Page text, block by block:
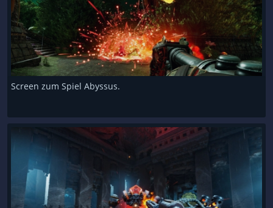
Screen zum Spiel Abyssus.